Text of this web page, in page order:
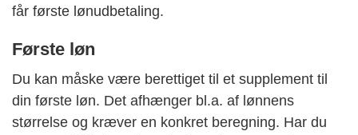
får første lønudbetaling.
Første løn
Du kan måske være berettiget til et supplement til
din første løn. Det afhænger bl.a. af lønnens
størrelse og kræver en konkret beregning. Har du